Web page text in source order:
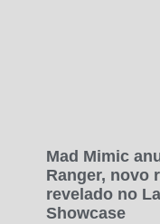
Mad Mimic
Ranger, novo
revelado no
Showcase